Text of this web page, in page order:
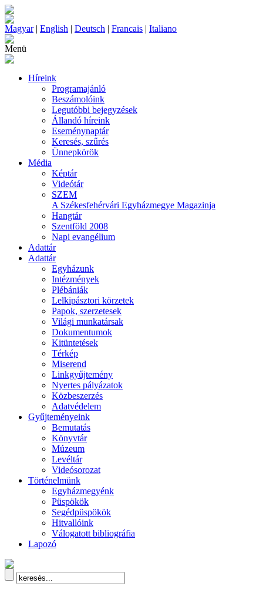
Magyar| English | Deutsch | Francais | Italiano
Menü
Híreink
Programajánló
Beszámolóink
Legutóbbi bejegyzések
Állandó híreink
Eseménynaptár
Keresés, szűrés
Ünnepkörök
Média
Képtár
Videótár
SZEM
A Székesfehérvári Egyházmegye Magazinja
Hangtár
Szentföld 2008
Napi evangélium
Adattár
Adattár
Egyházunk
Intézmények
Plébániák
Lelkipásztori körzetek
Papok, szerzetesek
Világi munkatársak
Dokumentumok
Kitüntetések
Térkép
Miserend
Linkgyűjtemény
Nyertes pályázatok
Közbeszerzés
Adatvédelem
Gyűjteményeink
Bemutatás
Könyvtár
Múzeum
Levéltár
Videósorozat
Történelmünk
Egyházmegyénk
Püspökök
Segédpüspökök
Hitvallóink
Válogatott bibliográfia
Lapozó